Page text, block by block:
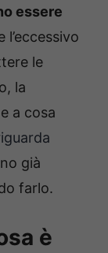
essere
l’eccessivo
le
la
a cosa
già
farlo.
è